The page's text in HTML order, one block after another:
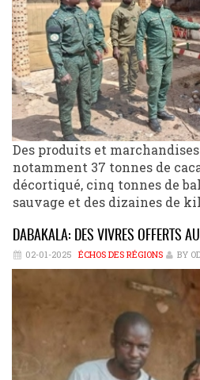
Des produits et
notamment 37 tonnes de
décortiqué, cinq tonnes de
sauvage et des dizaines de
DABAKALA: DES VIVRES OFFERTS
02-01-2025 ÉCHOS DES RÉGIONS BY